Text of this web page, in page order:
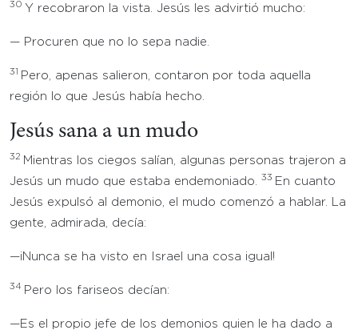
30 Y recobraron la vista. Jesús les advirtió mucho:
— Procuren que no lo sepa nadie.
31
Pero, apenas salieron, contaron por toda aquella
región lo que Jesús había hecho.
Jesús sana a un mudo
32 Mientras los ciegos salían, algunas personas trajeron a
Jesús un mudo que estaba endemoniado.
33 En cuanto
Jesús expulsó al demonio, el mudo comenzó a hablar. La
gente, admirada, decía:
—¡Nunca se ha visto en Israel una cosa igual!
34 Pero los fariseos decían:
—Es el propio jefe de los demonios quien le ha dado a